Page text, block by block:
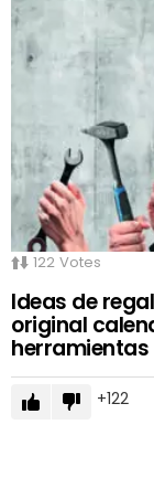
122 Votes
Ideas de
original
122